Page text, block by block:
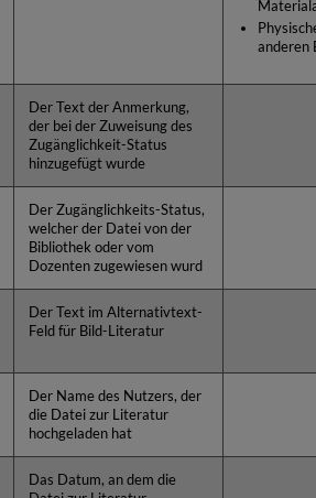
anderen
Der Text der Anmerkung,
der bei der Zuweisung des
Zugänglichkeit-Status
hinzugefügt wurde
Der Zugänglichkeits-Status,
welcher der Datei von der
Bibliothek oder vom
Dozenten zugewiesen wurd
Der Text im Alternativtext-
Feld für Bild-Literatur
Der Name des Nutzers, der
die Datei zur Literatur
hochgeladen hat
Das Datum, an dem die